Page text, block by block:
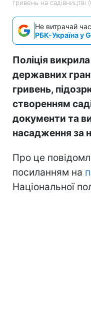
гривень на садівництві
Не витрачай
РБК-Україна у
Поліція
державних
гривень,
створенням
документи та
насадження за
Про це
посиланням на
Національної